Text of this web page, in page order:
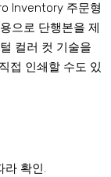
Inventory 주문형
으로 단행본을 제
컬러 컷 기술을
접 인쇄할 수도 있
라 확인.